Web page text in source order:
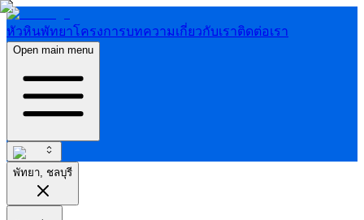
หัวหินพัทยาโครงการบทความเกี่ยวกับเราติดต่อเรา
Open main menu
พัทยา, ชลบุรี